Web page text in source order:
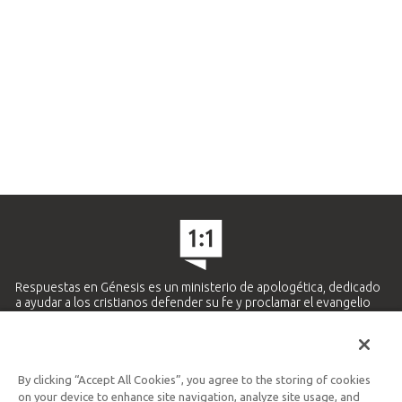
Respuestas en Génesis es un ministerio de apologética, dedicado
a ayudar a los cristianos defender su fe y proclamar el evangelio
Ministerio Hispano y Latinoamericano
By clicking “Accept All Cookies”, you agree to the storing of cookies
on your device to enhance site navigation, analyze site usage, and